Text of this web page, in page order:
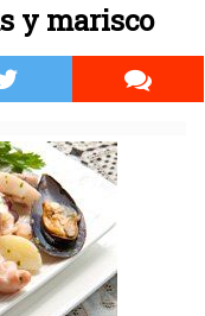
y marisco